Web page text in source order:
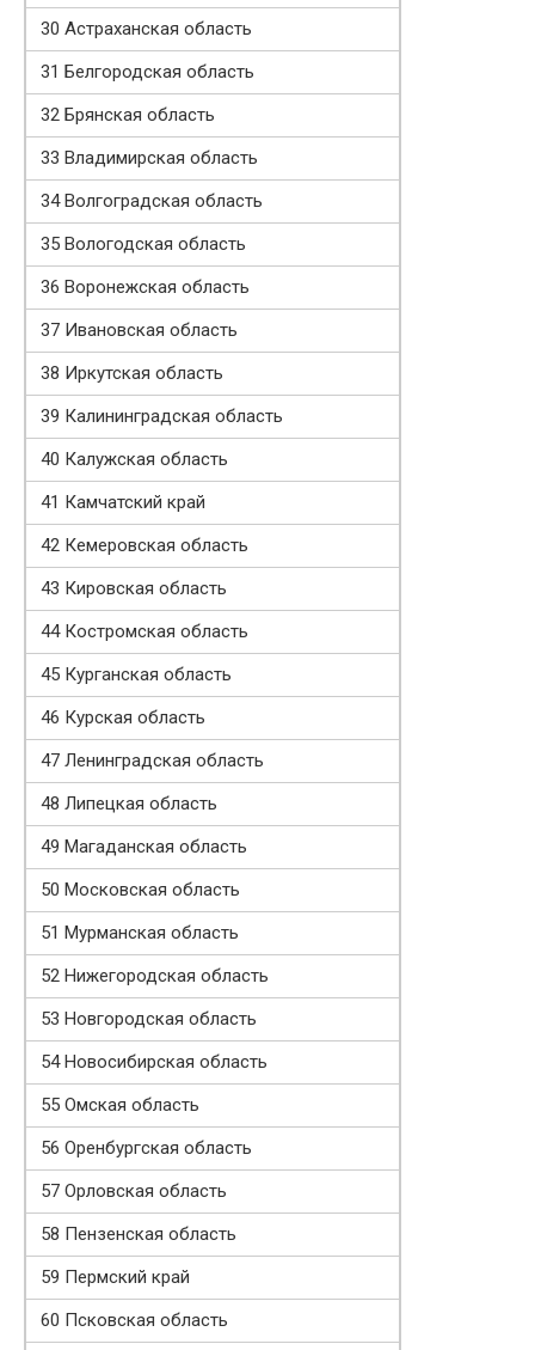
30 Астраханская область
31 Белгородская область
32 Брянская область
33 Владимирская область
34 Волгоградская область
35 Вологодская область
36 Воронежская область
37 Ивановская область
38 Иркутская область
39 Калининградская область
40 Калужская область
41 Камчатский край
42 Кемеровская область
43 Кировская область
44 Костромская область
45 Курганская область
46 Курская область
47 Ленинградская область
48 Липецкая область
49 Магаданская область
50 Московская область
51 Мурманская область
52 Нижегородская область
53 Новгородская область
54 Новосибирская область
55 Омская область
56 Оренбургская область
57 Орловская область
58 Пензенская область
59 Пермский край
60 Псковская область